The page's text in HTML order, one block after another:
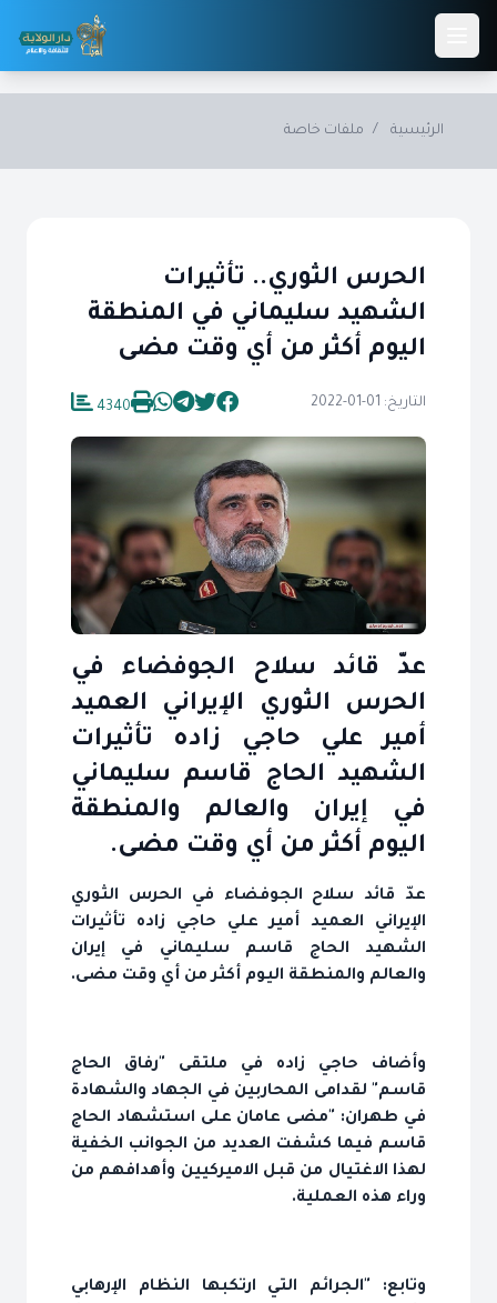
Skip to main content
الرئيسية / ملفات خاصة
الحرس الثوري.. تأثيرات
الشهيد سليماني في المنطقة
اليوم أكثر من أي وقت مضى
التاريخ: 01-01-2022 4340
عدّ قائد سلاح الجوفضاء في
الحرس الثوري الإيراني العميد
أمير علي حاجي زاده تأثيرات
الشهيد الحاج قاسم سليماني
في إيران والعالم والمنطقة
اليوم أكثر من أي وقت مضى.
عدّ قائد سلاح الجوفضاء في الحرس الثوري
الإيراني العميد أمير علي حاجي زاده تأثيرات
الشهيد الحاج قاسم سليماني في إيران
والعالم والمنطقة اليوم أكثر من أي وقت مضى.
وأضاف حاجي زاده في ملتقى "رفاق الحاج
قاسم" لقدامى المحاربين في الجهاد والشهادة
في طهران: "مضى عامان على استشهاد الحاج
قاسم فيما كشفت العديد من الجوانب الخفية
لهذا الاغتيال من قبل الاميركيين وأهدافهم من
وراء هذه العملية.
وتابع: "الجرائم التي ارتكبها النظام الإرهابي